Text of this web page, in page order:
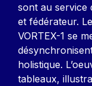
sont au service
et fédérateur.
VORTEX-1 se
holistique.
tableaux,